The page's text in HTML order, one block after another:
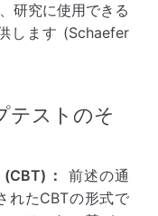
研究に使用できる
します (Schaefer
テストのそ
：
前述の通
れたCBTの形式で